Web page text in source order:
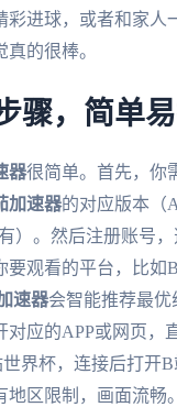
彩进球，或者和家人
的很棒。
骤，简单
器很简单。首先，你
加速器的对应版本（
）。然后注册账号
要观看的平台，比如
速器会智能推荐最优
应的APP或网页，
界杯，连接后打开
地区限制，画面流畅。